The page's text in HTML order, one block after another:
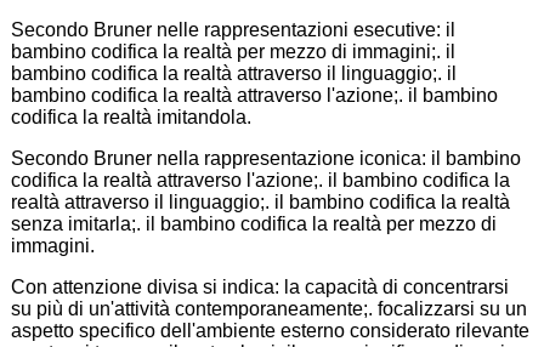
Secondo Bruner nelle rappresentazioni esecutive: il
bambino codifica la realtà per mezzo di immagini;. il
bambino codifica la realtà attraverso il linguaggio;. il
bambino codifica la realtà attraverso l'azione;. il bambino
codifica la realtà imitandola.
Secondo Bruner nella rappresentazione iconica: il bambino
codifica la realtà attraverso l'azione;. il bambino codifica la
realtà attraverso il linguaggio;. il bambino codifica la realtà
senza imitarla;. il bambino codifica la realtà per mezzo di
immagini.
Con attenzione divisa si indica: la capacità di concentrarsi
su più di un'attività contemporaneamente;. focalizzarsi su un
aspetto specifico dell'ambiente esterno considerato rilevante